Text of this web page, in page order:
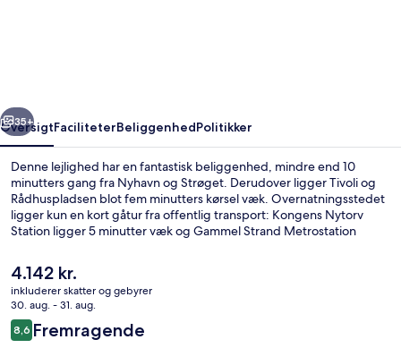
With
Balcony
in
Central
Copenhagen
Næste
35+
OversigtFaciliteterBeliggenhedPolitikker
Denne lejlighed har en fantastisk beliggenhed, mindre end 10
minutters gang fra Nyhavn og Strøget. Derudover ligger Tivoli og
Rådhuspladsen blot fem minutters kørsel væk. Overnatningsstedet
ligger kun en kort gåtur fra offentlig transport: Kongens Nytorv
Station ligger 5 minutter væk og Gammel Strand Metrostation
Den
nuværende
pris
er
4.142 kr.
4.142 kr.
inkluderer skatter og gebyrer
30. aug. - 31. aug.
Anmeldelser
8,68,6 ud af 10.
Fremragende